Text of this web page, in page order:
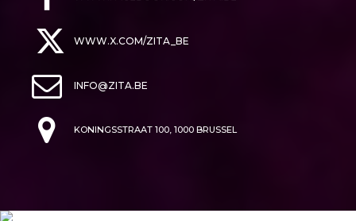
WWW.X.COM/ZITA_BE
INFO@ZITA.BE
KONINGSSTRAAT 100, 1000 BRUSSEL